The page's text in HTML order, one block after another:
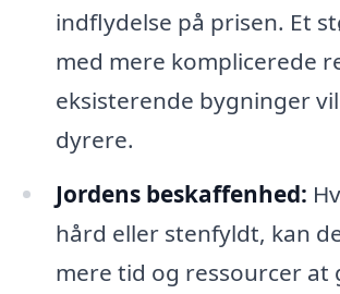
indflydelse på prisen. Et
med mere komplicerede
eksisterende bygninger
dyrere.
Jordens beskaffenhed:
hård eller stenfyldt, kan
mere tid og ressourcer at